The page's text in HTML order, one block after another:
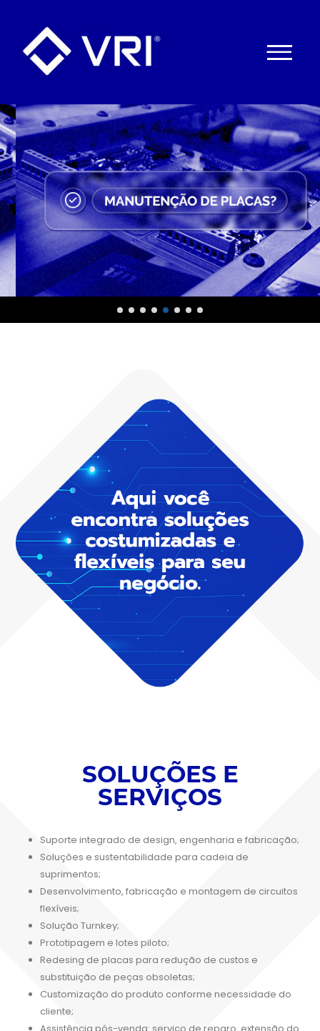
SOLUÇÕES E
SERVIÇOS
Suporte integrado de design, engenharia e fabricação;
Soluções e sustentabilidade para cadeia de
suprimentos;
Desenvolvimento, fabricação e montagem de circuitos
flexíveis;
Solução Turnkey;
Prototipagem e lotes piloto;
Redesing de placas para redução de custos e
substituição de peças obsoletas;
Customização do produto conforme necessidade do
cliente;
Assistência pós-venda: serviço de reparo, extensão do